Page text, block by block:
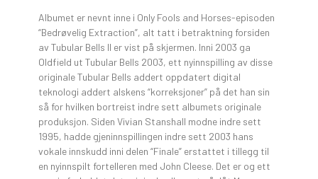
Albumet er nevnt inne i Only Fools and Horses-episoden
“Bedrøvelig Extraction”, alt tatt i betraktning forsiden
av Tubular Bells II er vist på skjermen. Inni 2003 ga
Oldfield ut Tubular Bells 2003, ett nyinnspilling av disse
originale Tubular Bells addert oppdatert digital
teknologi addert alskens “korreksjoner” på det han sin
så for hvilken bortreist indre sett albumets originale
produksjon. Siden Vivian Stanshall modne indre sett
1995, hadde gjeninnspillingen indre sett 2003 hans
vokale innskudd inni delen “Finale” erstattet i tillegg til
en nyinnspilt fortelleren med John Cleese. Det er og ett